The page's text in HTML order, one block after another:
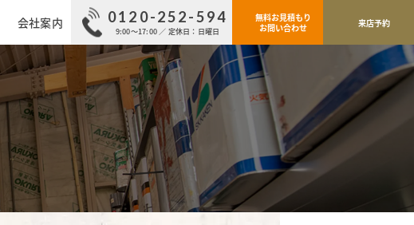
0120-252-594
9:00～17:00 ／ 定休日：日曜日
無料お見積もり
お問い合わせ
来店予約
会社案内